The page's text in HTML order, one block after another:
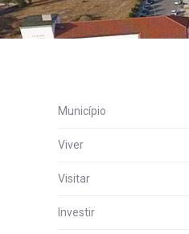
Município
Viver
Visitar
Investir